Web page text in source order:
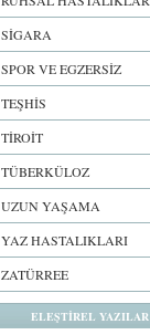
SİGARA
SPOR VE EGZERSİZ
TEŞHİS
TİROİT
TÜBERKÜLOZ
UZUN YAŞAMA
YAZ HASTALIKLARI
ZATÜRREE
ELEŞTİREL YAZILAR